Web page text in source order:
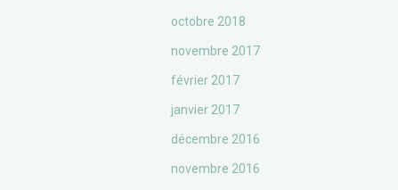
octobre 2018
novembre 2017
février 2017
janvier 2017
décembre 2016
novembre 2016